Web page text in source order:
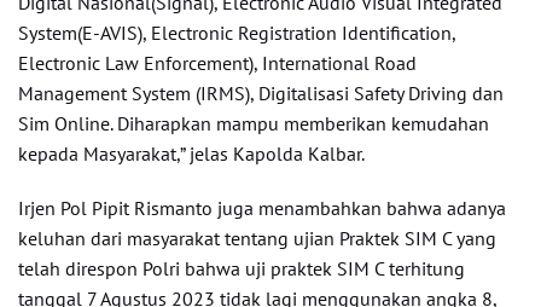
System(E-AVIS), Electronic Registration Identification,
Electronic Law Enforcement), International Road
Management System (IRMS), Digitalisasi Safety Driving dan
Sim Online. Diharapkan mampu memberikan kemudahan
kepada Masyarakat,” jelas Kapolda Kalbar.
Irjen Pol Pipit Rismanto juga menambahkan bahwa adanya
keluhan dari masyarakat tentang ujian Praktek SIM C yang
telah direspon Polri bahwa uji praktek SIM C terhitung
tanggal 7 Agustus 2023 tidak lagi menggunakan angka 8,